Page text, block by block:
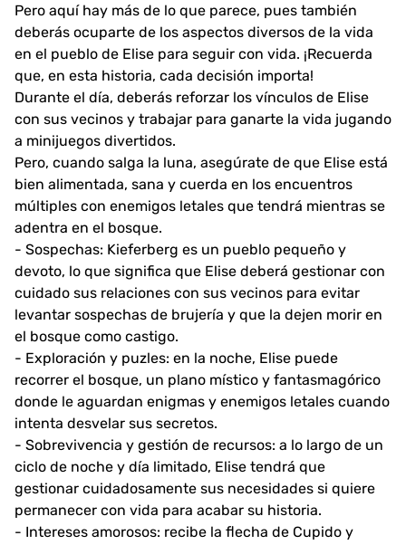
Pero aquí hay más de lo que parece, pues también
deberás ocuparte de los aspectos diversos de la vida
en el pueblo de Elise para seguir con vida. ¡Recuerda
que, en esta historia, cada decisión importa!
Durante el día, deberás reforzar los vínculos de Elise
con sus vecinos y trabajar para ganarte la vida jugando
a minijuegos divertidos.
Pero, cuando salga la luna, asegúrate de que Elise está
bien alimentada, sana y cuerda en los encuentros
múltiples con enemigos letales que tendrá mientras se
adentra en el bosque.
- Sospechas: Kieferberg es un pueblo pequeño y
devoto, lo que significa que Elise deberá gestionar con
cuidado sus relaciones con sus vecinos para evitar
levantar sospechas de brujería y que la dejen morir en
el bosque como castigo.
- Exploración y puzles: en la noche, Elise puede
recorrer el bosque, un plano místico y fantasmagórico
donde le aguardan enigmas y enemigos letales cuando
intenta desvelar sus secretos.
- Sobrevivencia y gestión de recursos: a lo largo de un
ciclo de noche y día limitado, Elise tendrá que
gestionar cuidadosamente sus necesidades si quiere
permanecer con vida para acabar su historia.
- Intereses amorosos: recibe la flecha de Cupido y